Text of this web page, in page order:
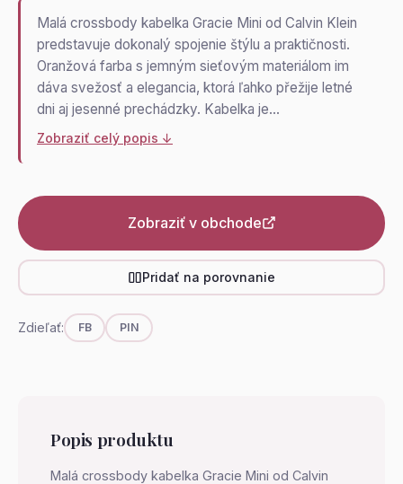
Malá crossbody kabelka Gracie Mini od Calvin Klein
predstavuje dokonalý spojenie štýlu a praktičnosti.
Oranžová farba s jemným sieťovým materiálom im
dáva svežosť a elegancia, ktorá ľahko přežije letné
dni aj jesenné prechádzky. Kabelka je…
Zobraziť celý popis ↓
Zobraziť v obchode
Pridať na porovnanie
Zdieľať: FB PIN
Popis produktu
Malá crossbody kabelka Gracie Mini od Calvin